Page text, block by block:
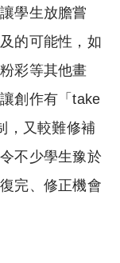
學生放膽嘗
的可能性，如
彩等其他畫
創作有「take
，又較難修補
不少學生豫於
完、修正機會